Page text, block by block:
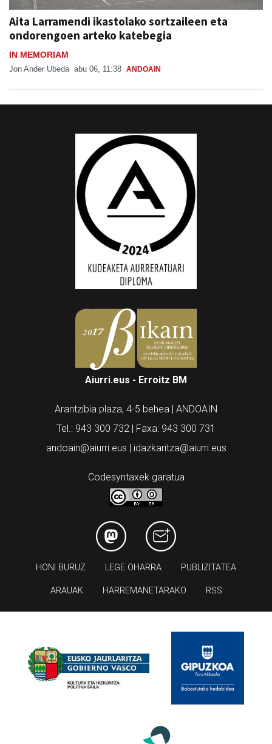
Aita Larramendi ikastolako sortzaileen eta
ondorengoen arteko katebegia
IN MEMORIAM
Jon Ander Ubeda abu 06, 11:38 ANDOAIN
Aiurri.eus - Erroitz BM
Arantzibia plaza, 4-5 behea | ANDOAIN
Tel.: 943 300 732 | Faxa: 943 300 731
andoain@aiurri.eus | idazkaritza@aiurri.eus
Codesyntaxek garatua
HONI BURUZ LEGE OHARRA PUBLIZITATEA
ARAUAK HARREMANETARAKO RSS